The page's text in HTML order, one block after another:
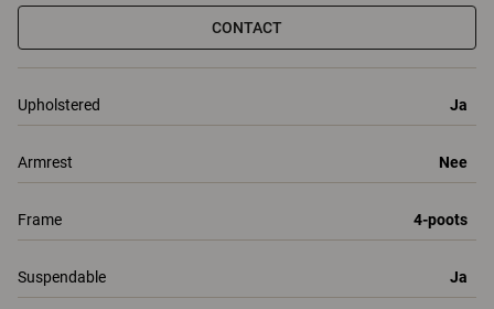
CONTACT
Upholstered Ja
Armrest Nee
Frame 4-poots
Suspendable Ja